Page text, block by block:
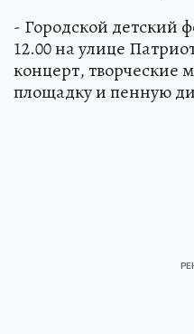
- Городской детский
12.00 на улице
концерт, творческие
площадку и пенную